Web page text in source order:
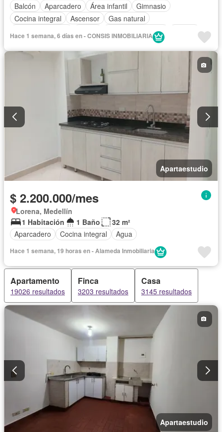
Balcón
Aparcadero Área infantil
Gimnasio
Cocina integral
Ascensor
Gas natural
Seguridad privada
Hace 1 semana, 6 días en - CONSIS INMOBILIARIA
Apartaestudio
$ 2.200.000/mes
Lorena, Medellín
1 Habitación
1 Baño
32 m²
Aparcadero
Cocina integral Agua
Hace 1 semana, 19 horas en - Alameda Inmobiliaria
Apartamento
19026 resultados
Finca
3203 resultados
Casa
3145 resultados
Apartaestudio